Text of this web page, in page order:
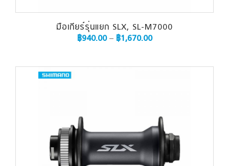
มือเกียร์รุ่นแยก SLX, SL-M7000
฿940.00– ฿1,670.00